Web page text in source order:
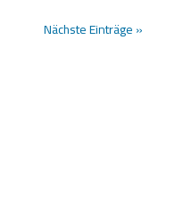
Nächste Einträge »